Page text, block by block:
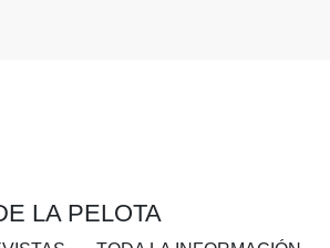
LA PELOTA